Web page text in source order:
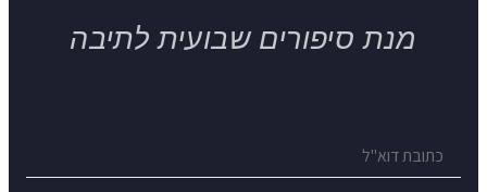
מנת סיפורים שבועית לתיבה